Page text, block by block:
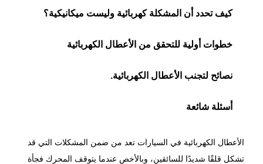
كيف تحدد أن المشكلة كهربائية وليست ميكانيكية؟
خطوات أولية للتحقق من الأعطال الكهربائية
نصائح لتجنب الأعطال الكهربائية.
أسئلة شائعة
الأعطال الكهربائية في السيارات تعد من ضمن المشكلات التي قد
تشكل قلقًا شديدًا للسائقين، وبالأخص عندما يتوقف المحرك فجأة